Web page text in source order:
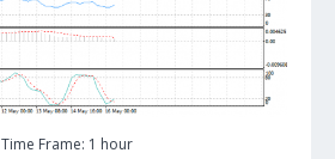
Time Frame: 1 hour